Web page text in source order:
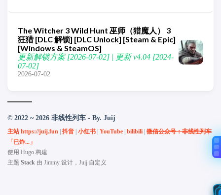
The Witcher 3 Wild Hunt 巫师（猎魔人） 3
狂猎 [DLC 解锁] [DLC Unlock] [Steam & Epic]
[Windows & SteamOS]
更新解锁方案 [2026-07-02] | 更新 v4.04 [2024-
07-02]
2026-07-02
© 2022 ~ 2026 非线性列车 - By. Juij
主站 https://juij.fun | 抖音 | 小红书 | YouTube | bilibili | 微信公众号：非线性列车
「已炸...」
使用 Hugo 构建
主题 Stack 由 Jimmy 设计，Juij 自定义